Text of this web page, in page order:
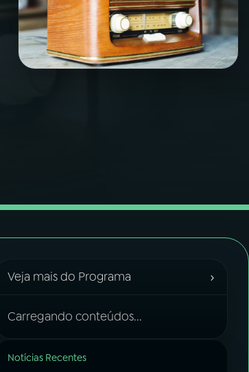
Veja mais do Programa ›
Carregando conteúdos...
Notícias Recentes